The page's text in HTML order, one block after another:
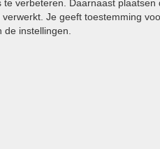
verbeteren. Daarnaast
Je geeft toestemming
instellingen.
Extra benodigdheden